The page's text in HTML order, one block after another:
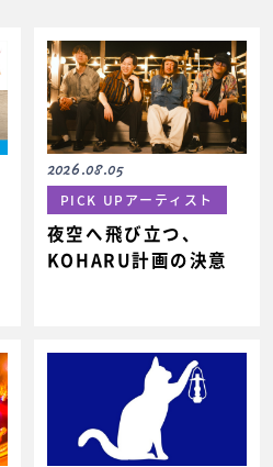
2026.08.05
PICK UPアーティスト
夜空へ飛び立つ、
KOHARU計画の決意